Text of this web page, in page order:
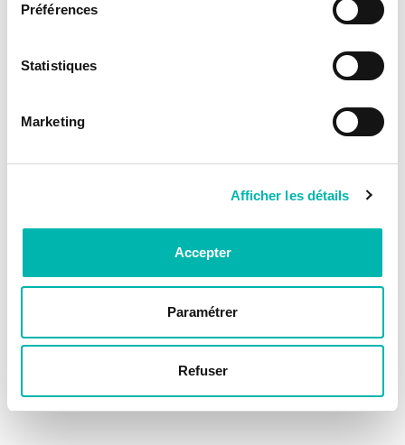
Préférences
Statistiques
Marketing
Afficher les détails
Accepter
Paramétrer
Refuser